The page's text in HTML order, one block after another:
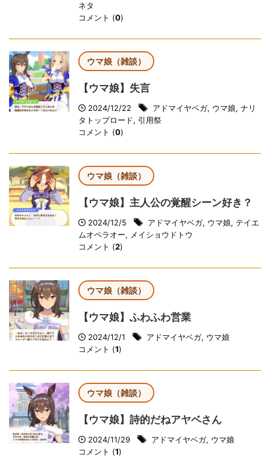
ネタ
コメント (0)
ウマ娘（雑談）
【ウマ娘】失言
2024/12/22 アドマイヤベガ, ウマ娘, ナリ
タトップロード, 引用祭
コメント (0)
ウマ娘（雑談）
【ウマ娘】主人公の覚醒シーン好き？
2024/12/5 アドマイヤベガ, ウマ娘, テイエ
ムオペラオー, メイショウドトウ
コメント (2)
ウマ娘（雑談）
【ウマ娘】ふわふわ営業
2024/12/1 アドマイヤベガ, ウマ娘
コメント (1)
ウマ娘（雑談）
【ウマ娘】詩的だねアヤベさん
2024/11/29 アドマイヤベガ, ウマ娘
コメント (1)